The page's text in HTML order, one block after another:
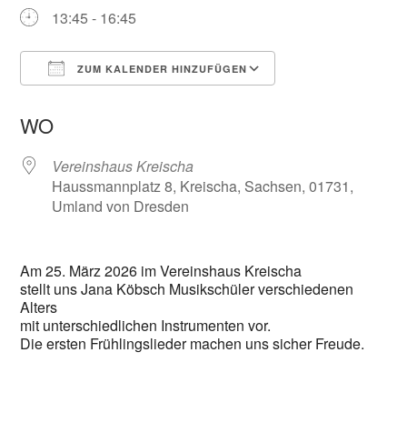
13:45 - 16:45
ZUM KALENDER HINZUFÜGEN
WO
Vereinshaus Kreischa
Haussmannplatz 8, Kreischa, Sachsen, 01731,
Umland von Dresden
Am 25. März 2026 im Vereinshaus Kreischa
stellt uns Jana Köbsch Musikschüler verschiedenen
Alters
mit unterschiedlichen Instrumenten vor.
Die ersten Frühlingslieder machen uns sicher Freude.